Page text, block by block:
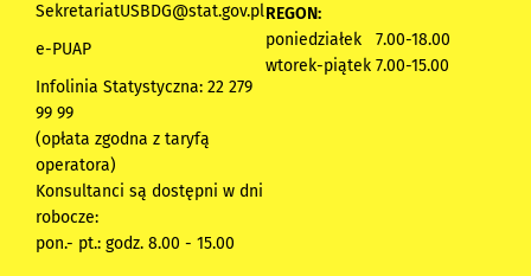
SekretariatUSBDG@stat.gov.pl
e-PUAP
Infolinia Statystyczna: 22 279
99 99
(opłata zgodna z taryfą
operatora)
Konsultanci są dostępni w dni
robocze:
pon.- pt.: godz. 8.00 - 15.00
REGON:
poniedziałek 7.00-18.00
wtorek-piątek 7.00-15.00